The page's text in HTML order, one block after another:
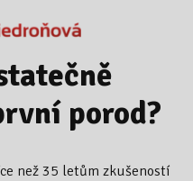
porod?
než 35 letům zkušeností